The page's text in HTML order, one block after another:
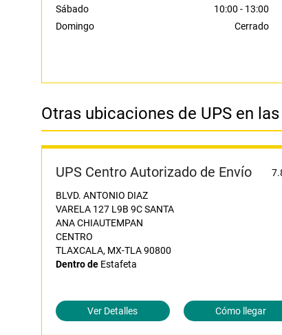
Sábado
10:00 - 13:00
Domingo
Cerrado
Otras ubicaciones de UPS en
UPS Centro Autorizado de Envío
BLVD. ANTONIO DIAZ
VARELA 127 L9B 9C SANTA
ANA CHIAUTEMPAN
CENTRO
TLAXCALA, MX-TLA 90800
Dentro de Estafeta
Ver Detalles Cómo llegar